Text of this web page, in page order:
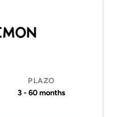
3 - 60 months